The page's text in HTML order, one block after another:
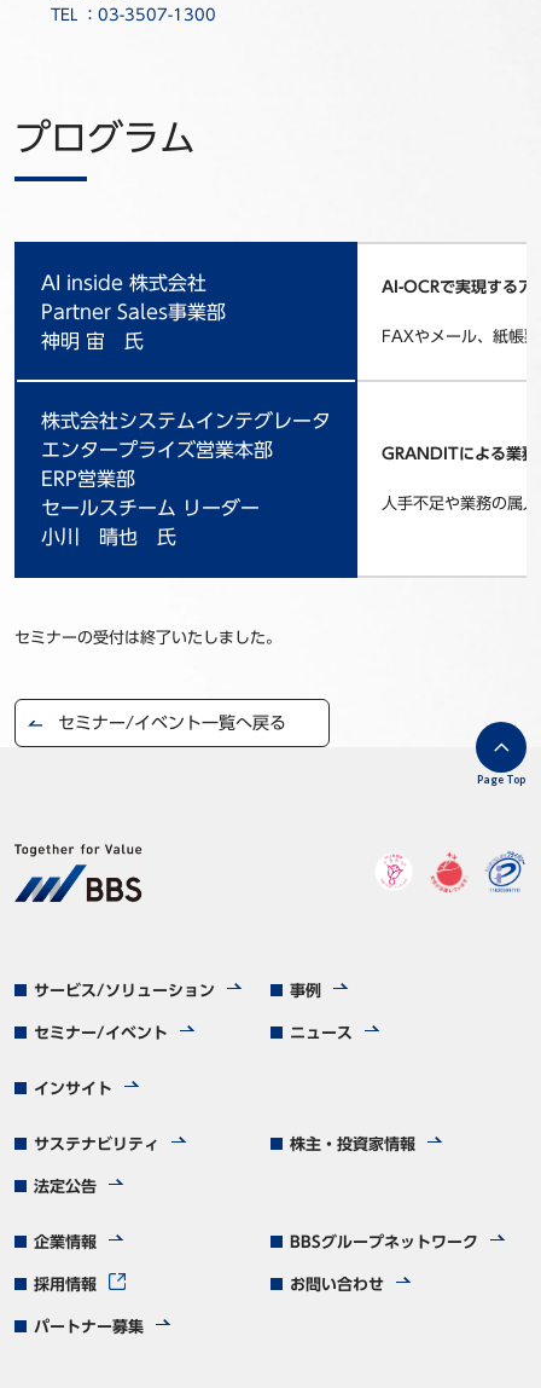
TEL ：03-3507-1300
プログラム
AI inside 株式会社
Partner Sales事業部
神明 宙 氏
AI-OCRで実現するア
FAXやメール、紙帳
株式会社システムインテグレータ
エンタープライズ営業本部
ERP営業部
セールスチーム リーダー
小川 晴也 氏
GRANDITによる業務
人手不足や業務の属
セミナーの受付は終了いたしました。
セミナー/イベント一覧へ戻る
サービス/ソリューション 事例
セミナー/イベント ニュース
インサイト
サステナビリティ 株主・投資家情報
法定公告
企業情報 BBSグループネットワーク
採用情報 お問い合わせ
パートナー募集
Page Top